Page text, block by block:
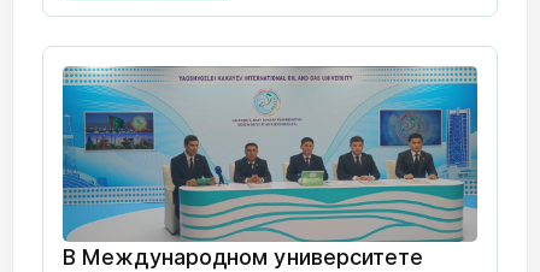
В Международном университете